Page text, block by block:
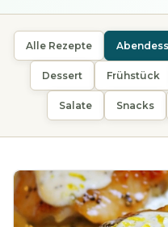
Alle Rezepte
Dessert Frühstück
Salate Snacks